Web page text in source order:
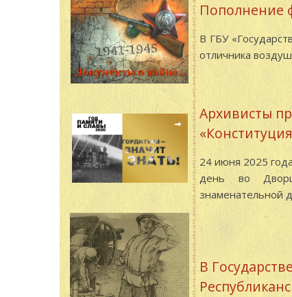
Пополнение
В ГБУ
отличника
Архивисты
24 июня 2025
день во
знаменательной
В